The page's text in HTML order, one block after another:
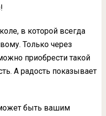
в которой всегда
Только через
приобрести такой
А радость показывает
быть вашим